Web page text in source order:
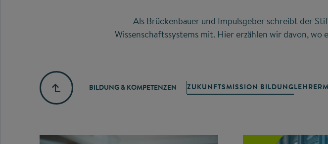
Als Brückenbauer und Impulsgeber schreibt der
Wissenschaftssystems mit. Hier erzählen wir davon,
BILDUNG & KOMPETENZEN ZUKUNFTSMISSION BILDUNG